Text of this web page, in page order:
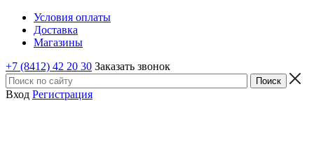
Условия оплаты
Доставка
Магазины
+7 (8412) 42 20 30 Заказать звонок
Вход Регистрация